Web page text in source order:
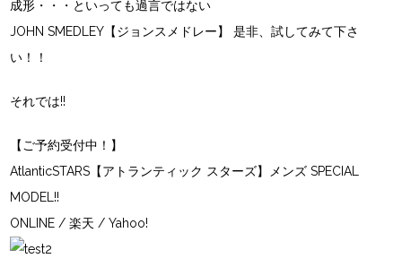
成形・・・といっても過言ではない
JOHN SMEDLEY【ジョンスメドレー】
是非、試してみて下さ
い！！
それでは!!
【ご予約受付中！】
AtlanticSTARS【アトランティック スターズ】メンズ SPECIAL
MODEL!!
ONLINE /楽天 /Yahoo!